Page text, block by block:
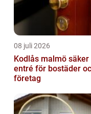
08 juli 2026
Kodlås malmö säker
entré för bostäder
företag